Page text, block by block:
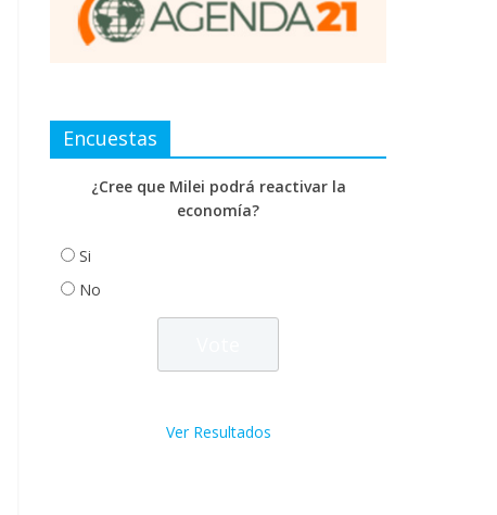
Encuestas
¿Cree que Milei podrá reactivar la
economía?
Si
No
Ver Resultados